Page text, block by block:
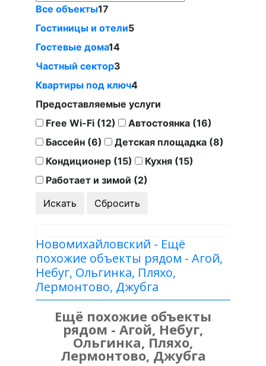
Все объекты17
Гостиницы и отели5
Гостевые дома14
Частный сектор3
Квартиры под ключ4
Предоставляемые услуги
Free Wi-Fi (12)
Автостоянка (16)
Бассейн (6)
Детская площадка (8)
Кондиционер (15)
Кухня (15)
Работает и зимой (2)
Новомихайловский - Ещё
похожие объекты рядом - Агой,
Небуг, Ольгинка, Пляхо,
Лермонтово, Джубга
Ещё похожие объекты
рядом - Агой, Небуг,
Ольгинка, Пляхо,
Лермонтово, Джубга